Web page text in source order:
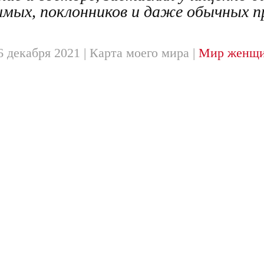
поклонников и даже обычных
декабря 2021 | Карта моего мира | Мир